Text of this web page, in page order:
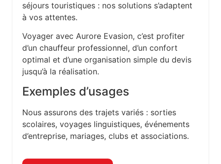
séjours touristiques : nos solutions s’adaptent
à vos attentes.
Voyager avec Aurore Evasion, c’est profiter
d’un chauffeur professionnel, d’un confort
optimal et d’une organisation simple du devis
jusqu’à la réalisation.
Exemples d’usages
Nous assurons des trajets variés : sorties
scolaires, voyages linguistiques, événements
d’entreprise, mariages, clubs et associations.